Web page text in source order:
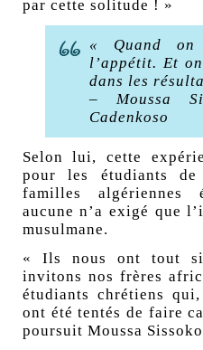
par cette solitude ! »
« Quand
l’appétit. Et
dans les
– Moussa
Cadenkoso
Selon lui, cette
pour les étudiants de
familles algériennes
aucune n’a exigé que
musulmane.
« Ils nous ont tout
invitons nos frères
étudiants chrétiens
ont été tentés de faire
poursuit Moussa